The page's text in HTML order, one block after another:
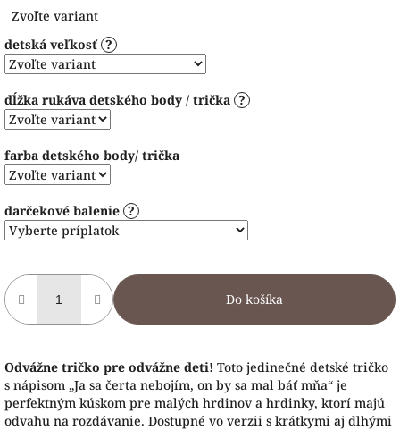
cena:
Zvoľte variant
detská veľkosť ?
dĺžka rukáva detského body / trička ?
farba detského body/ trička
darčekové balenie ?
Do košíka
Odvážne tričko pre odvážne deti! Toto jedinečné detské tričko
s nápisom „Ja sa čerta nebojím, on by sa mal báť mňa“ je
perfektným kúskom pre malých hrdinov a hrdinky, ktorí majú
odvahu na rozdávanie. Dostupné vo verzii s krátkymi aj dlhými